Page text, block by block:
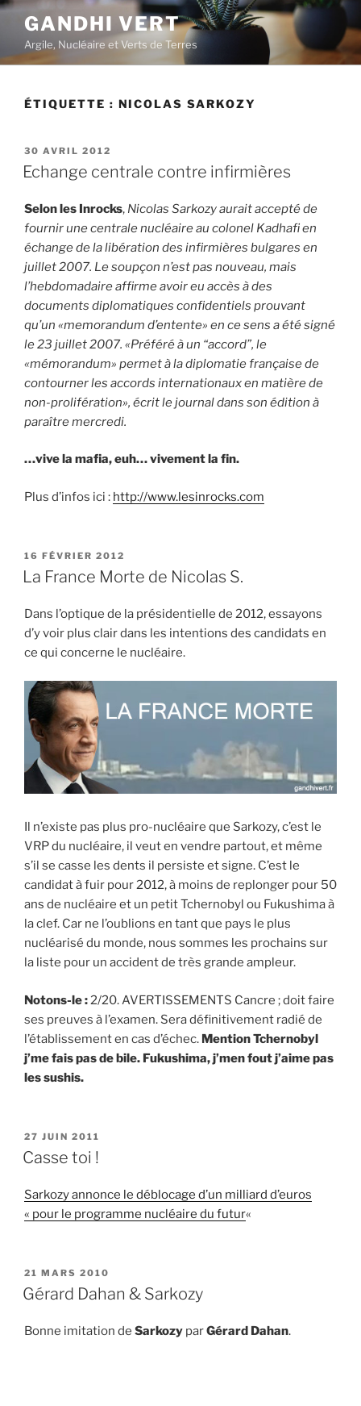
Aller
contenu
principal
GANDHI VERT
Argile, Nucléaire et Verts de Terres
ÉTIQUETTE : NICOLAS SARKOZY
PUBLIÉ
LE
30 AVRIL 2012
Echange centrale contre infirmières
Selon les Inrocks, Nicolas Sarkozy aurait accepté de
fournir une centrale nucléaire au colonel Kadhafi en
échange de la libération des infirmières bulgares en
juillet 2007. Le soupçon n’est pas nouveau, mais
l’hebdomadaire affirme avoir eu accès à des
documents diplomatiques confidentiels prouvant
qu’un «memorandum d’entente» en ce sens a été signé
le 23 juillet 2007. «Préféré à un “accord”, le
«mémorandum» permet à la diplomatie française de
contourner les accords internationaux en matière de
non-prolifération», écrit le journal dans son édition à
paraître mercredi.
…vive la mafia, euh… vivement la fin.
Plus d’infos ici : http://www.lesinrocks.com
PUBLIÉ
LE
16 FÉVRIER 2012
La France Morte de Nicolas S.
Dans l’optique de la présidentielle de 2012, essayons
d’y voir plus clair dans les intentions des candidats en
ce qui concerne le nucléaire.
Il n’existe pas plus pro-nucléaire que Sarkozy, c’est le
VRP du nucléaire, il veut en vendre partout, et même
s’il se casse les dents il persiste et signe. C’est le
candidat à fuir pour 2012, à moins de replonger pour 50
ans de nucléaire et un petit Tchernobyl ou Fukushima à
la clef. Car ne l’oublions en tant que pays le plus
nucléarisé du monde, nous sommes les prochains sur
la liste pour un accident de très grande ampleur.
Notons-le : 2/20. AVERTISSEMENTS Cancre ; doit faire
ses preuves à l’examen. Sera définitivement radié de
l’établissement en cas d’échec. Mention Tchernobyl
j’me fais pas de bile. Fukushima, j’men fout j’aime pas
les sushis.
PUBLIÉ
LE
27 JUIN 2011
Casse toi !
Sarkozy annonce le déblocage d’un milliard d’euros
« pour le programme nucléaire du futur«
PUBLIÉ
LE
21 MARS 2010
Gérard Dahan & Sarkozy
Bonne imitation de Sarkozy parGérard Dahan.